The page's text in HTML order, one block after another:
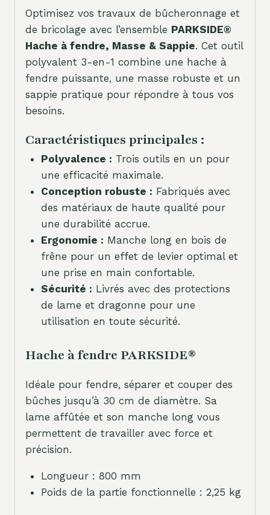
Optimisez vos travaux de bûcheronnage et
de bricolage avec l’ensemble PARKSIDE®
Hache à fendre, Masse & Sappie. Cet outil
polyvalent 3-en-1 combine une hache à
fendre puissante, une masse robuste et un
sappie pratique pour répondre à tous vos
besoins.
Caractéristiques principales :
Polyvalence : Trois outils en un pour
une efficacité maximale.
Conception robuste : Fabriqués avec
des matériaux de haute qualité pour
une durabilité accrue.
Ergonomie : Manche long en bois de
frêne pour un effet de levier optimal et
une prise en main confortable.
Sécurité : Livrés avec des protections
de lame et dragonne pour une
utilisation en toute sécurité.
Hache à fendre PARKSIDE®
Idéale pour fendre, séparer et couper des
bûches jusqu’à 30 cm de diamètre. Sa
lame affûtée et son manche long vous
permettent de travailler avec force et
précision.
Longueur : 800 mm
Poids de la partie fonctionnelle : 2,25 kg